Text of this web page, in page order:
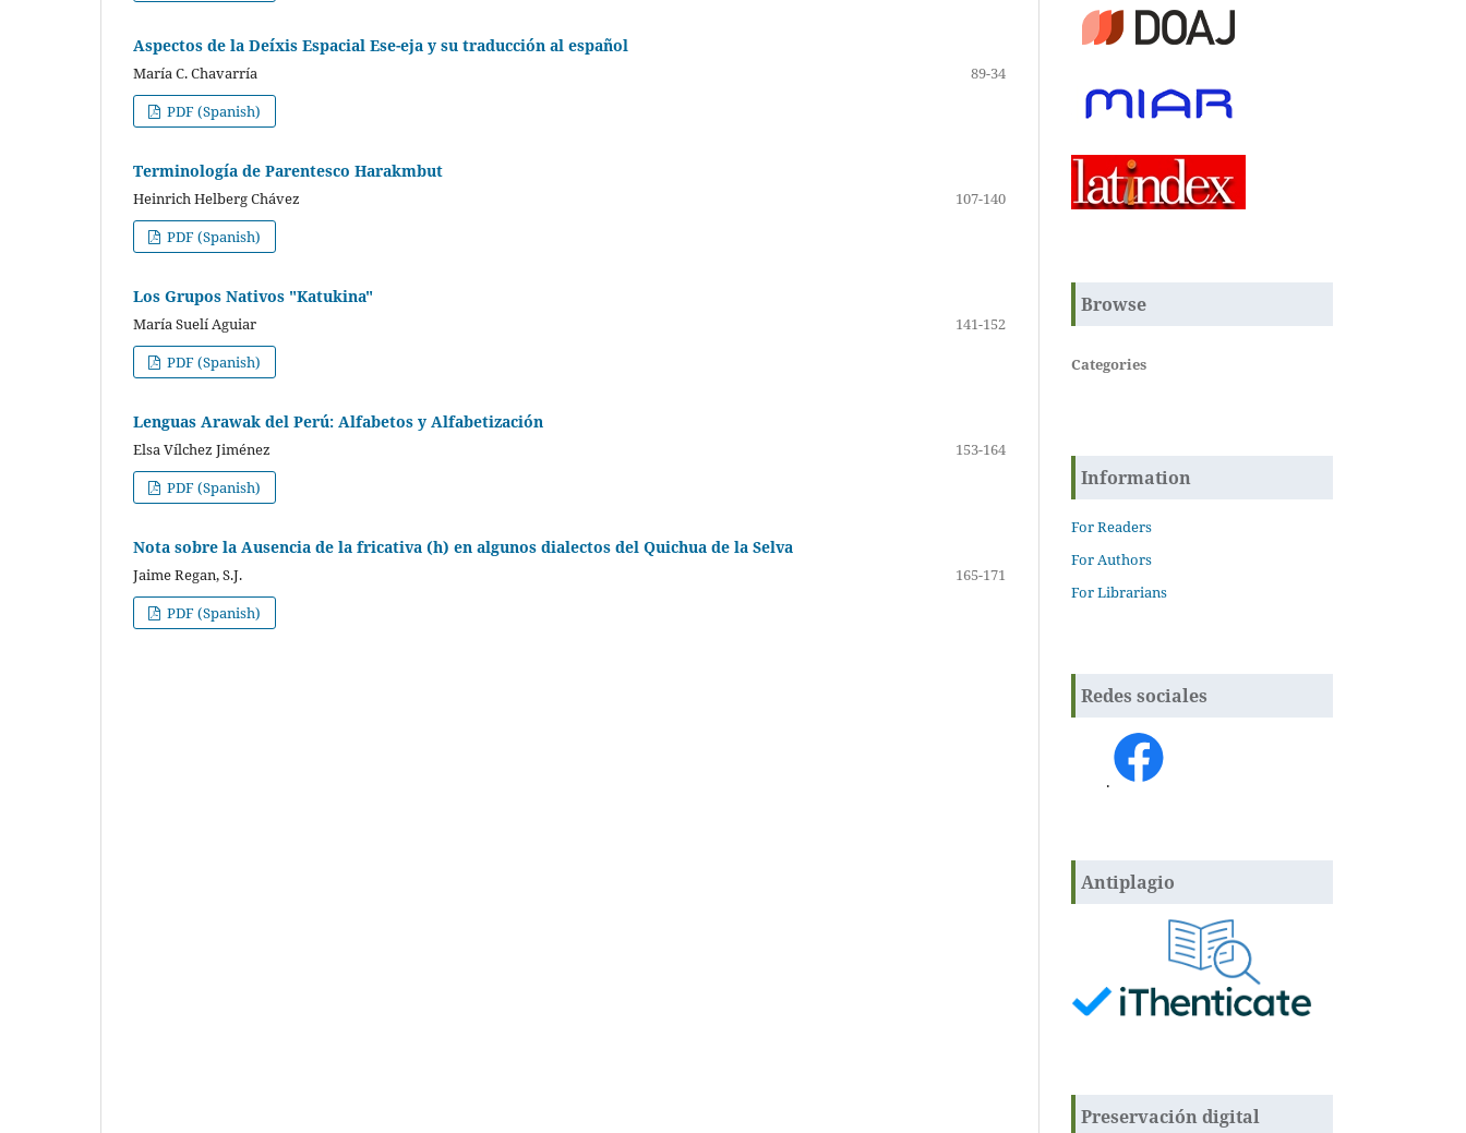
Aspectos de la Deíxis Espacial Ese-eja y su traducción al español
María C. Chavarría
89-34
PDF (Spanish)
Terminología de Parentesco Harakmbut
Heinrich Helberg Chávez
107-140
PDF (Spanish)
Los Grupos Nativos "Katukina"
María Suelí Aguiar
141-152
PDF (Spanish)
Lenguas Arawak del Perú: Alfabetos y Alfabetización
Elsa Vílchez Jiménez
153-164
PDF (Spanish)
Nota sobre la Ausencia de la fricativa (h) en algunos dialectos del Quichua de la Selva
Jaime Regan, S.J.
165-171
PDF (Spanish)
Browse
Categories
Information
For Readers
For Authors
For Librarians
Redes sociales
.
Antiplagio
Preservación digital